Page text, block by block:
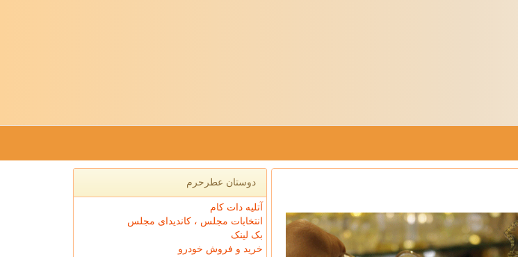
دوستان عطرحرم
آتلیه دات کام
انتخابات مجلس ، کاندیدای مجلس
بک لینک
خرید و فروش خودرو